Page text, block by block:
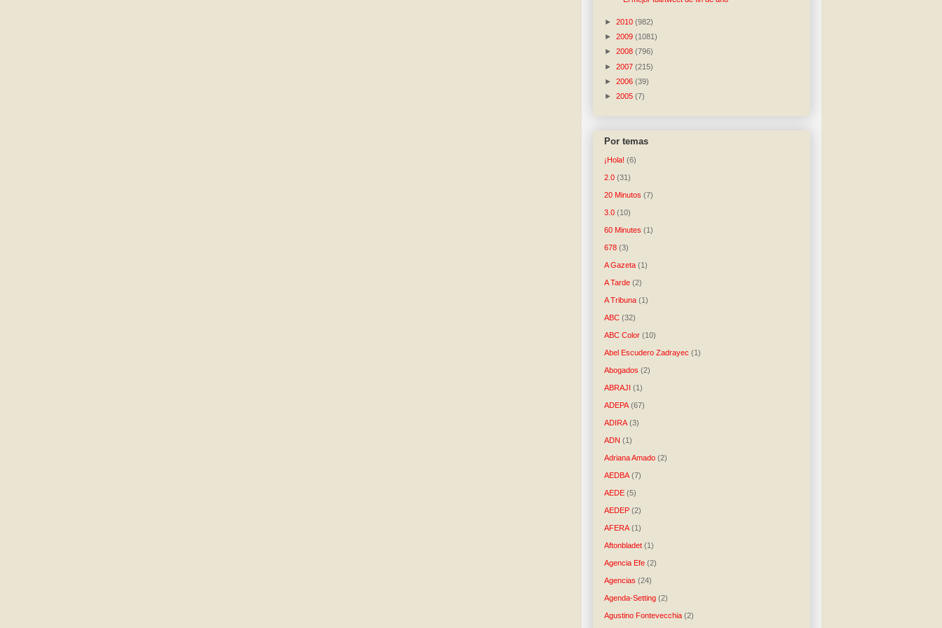
► 2010 (982)
► 2009 (1081)
► 2008 (796)
► 2007 (215)
► 2006 (39)
► 2005 (7)
Por temas
¡Hola! (6)
2.0 (31)
20 Minutos (7)
3.0 (10)
60 Minutes (1)
678 (3)
A Gazeta (1)
A Tarde (2)
A Tribuna (1)
ABC (32)
ABC Color (10)
Abel Escudero Zadrayec (1)
Abogados (2)
ABRAJI (1)
ADEPA (67)
ADIRA (3)
ADN (1)
Adriana Amado (2)
AEDBA (7)
AEDE (5)
AEDEP (2)
AFERA (1)
Aftonbladet (1)
Agencia Efe (2)
Agencias (24)
Agenda-Setting (2)
Agustino Fontevecchia (2)